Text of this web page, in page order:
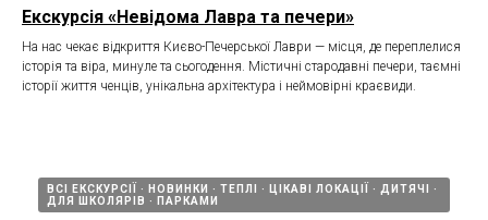
Екскурсія «Невідома Лавра та печери»
На нас чекає відкриття Києво-Печерської Лаври — місця, де переплелися
історія та віра, минуле та сьогодення. Містичні стародавні печери, таємні
історії життя ченців, унікальна архітектура і неймовірні краєвиди.
ВСІ ЕКСКУРСІЇ НОВИНКИ ТЕПЛІ ЦІКАВІ ЛОКАЦІЇ
ДИТЯЧІ
ДЛЯ ШКОЛЯРІВ
ПАРКАМИ